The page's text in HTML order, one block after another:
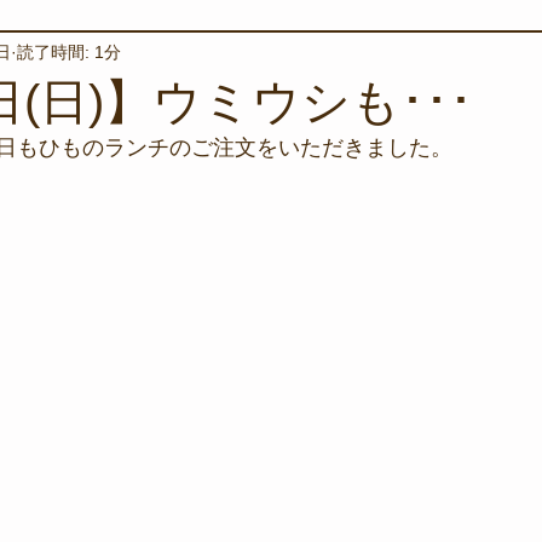
保全 ワカメの養殖
サンゴの保全活動 取材 作業潜水 いつもとは違う
(日)】ウミウシも･･･
読了時間: 1分
もひものランチのご注文をいただきました。